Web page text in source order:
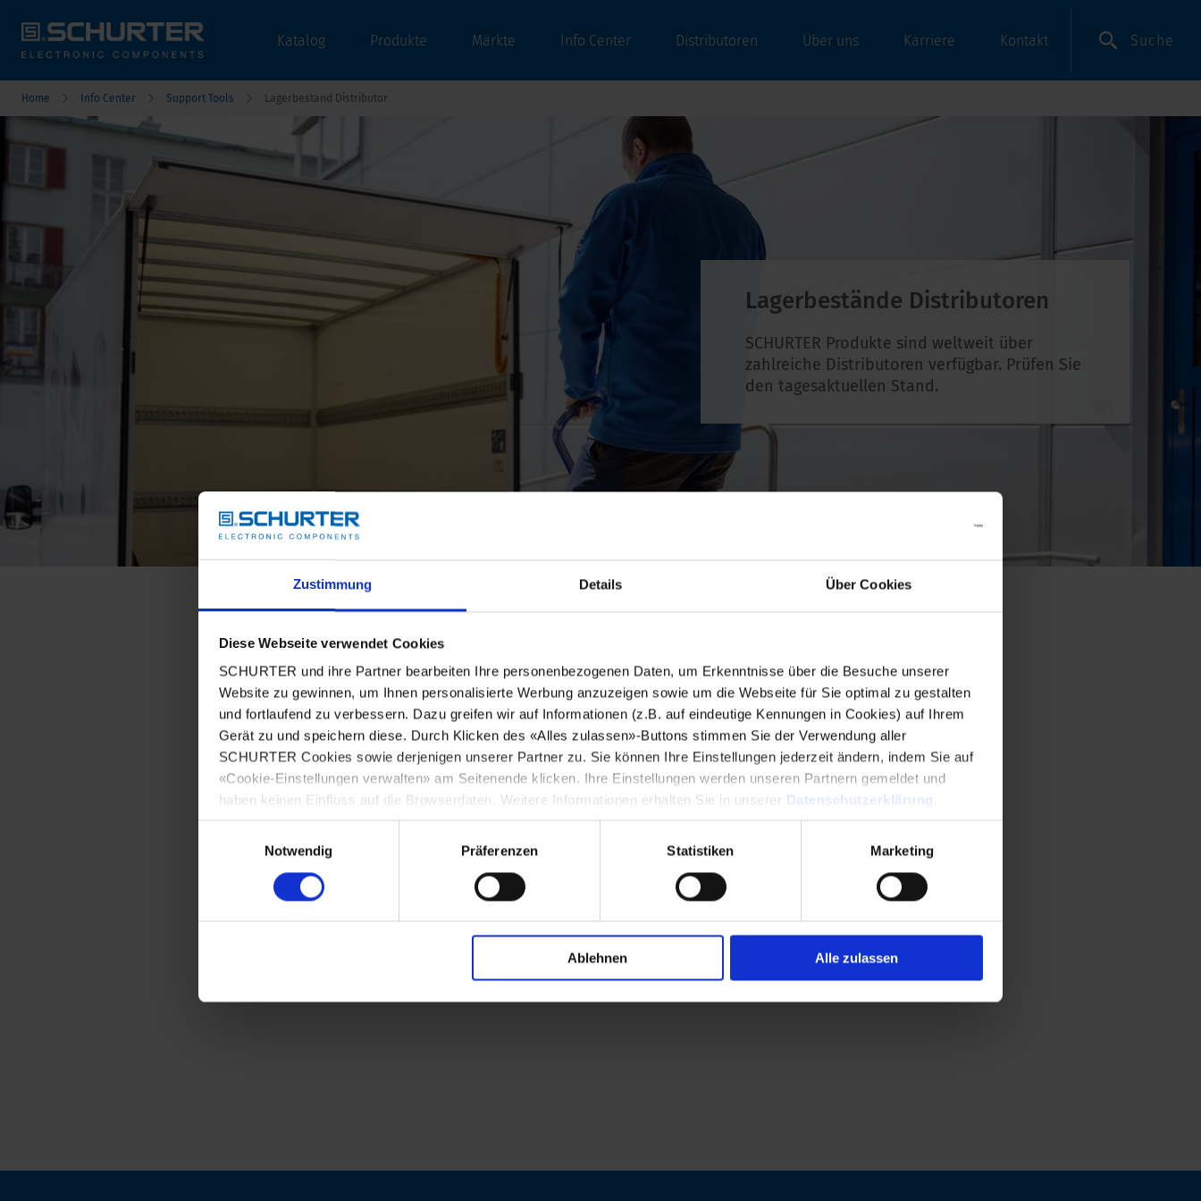
Zustimmung Details Über Cookies
Diese Webseite verwendet Cookies
SCHURTER und ihre Partner bearbeiten Ihre personenbezogenen Daten, um Erkenntnisse über die Besuche unserer
Website zu gewinnen, um Ihnen personalisierte Werbung anzuzeigen sowie um die Webseite für Sie optimal zu gestalten
und fortlaufend zu verbessern. Dazu greifen wir auf Informationen (z.B. auf eindeutige Kennungen in Cookies) auf Ihrem
Gerät zu und speichern diese. Durch Klicken des «Alles zulassen»-Buttons stimmen Sie der Verwendung aller
SCHURTER Cookies sowie derjenigen unserer Partner zu. Sie können Ihre Einstellungen jederzeit ändern, indem Sie auf
«Cookie-Einstellungen verwalten» am Seitenende klicken. Ihre Einstellungen werden unseren Partnern gemeldet und
haben keinen Einfluss auf die Browserdaten. Weitere Informationen erhalten Sie in unserer
Datenschutzerklärung
Notwendig
Präferenzen Statistiken Marketing
Ablehnen Alle zulassen
Katalog Produkte Märkte Info Center Distributoren Über uns Karriere Kontakt Suche
Home Info Center Support Tools Lagerbestand Distributor
Lagerbestände Distributoren
SCHURTER Produkte sind weltweit über
zahlreiche Distributoren verfügbar. Prüfen Sie
den tagesaktuellen Stand.